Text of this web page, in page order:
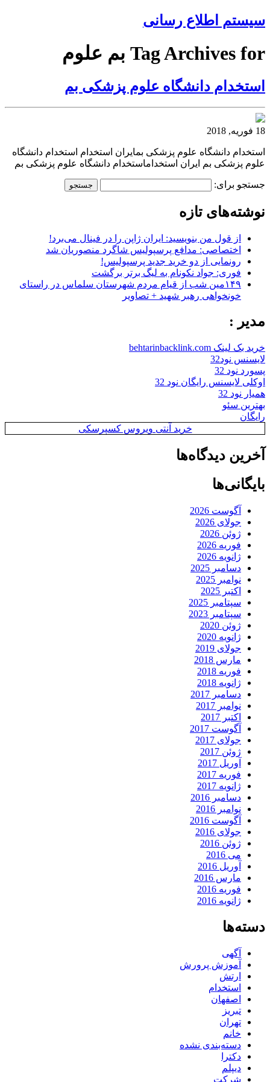
سیستم اطلاع رسانی
Tag Archives for بم علوم
استخدام دانشگاه علوم پزشکی بم
18 فوریه, 2018
استخدام دانشگاه علوم پزشکی بمایران استخدام استخدام دانشگاه
علوم پزشکی بم ایران استخداماستخدام دانشگاه علوم پزشکی بم
جستجو برای:
نوشته‌های تازه
از قول من بنویسید: ایران ژاپن را در فینال می‌برد!
اختصاصی: مدافع پرسپولیس شاگرد منصوریان شد
رونمایی از دو خرید جدید پرسپولیس!
فوری: جواد نکونام به لیگ برتر برگشت
۱۴۹مین شب از قیام مردم شهرستان سلماس در راستای
خونخواهی رهبر شهید + تصاویر
مدیر :
خرید بک لینک behtarinbacklink.com
لایسنس نود32
پسورد نود 32
اوکلی لایسنس رایگان نود 32
همیار نود 32
بهترین سئو
رایگان
خرید آنتی ویروس کسپرسکی
آخرین دیدگاه‌ها
بایگانی‌ها
آگوست 2026
جولای 2026
ژوئن 2026
فوریه 2026
ژانویه 2026
دسامبر 2025
نوامبر 2025
اکتبر 2025
سپتامبر 2025
سپتامبر 2023
ژوئن 2020
ژانویه 2020
جولای 2019
مارس 2018
فوریه 2018
ژانویه 2018
دسامبر 2017
نوامبر 2017
اکتبر 2017
آگوست 2017
جولای 2017
ژوئن 2017
آوریل 2017
فوریه 2017
ژانویه 2017
دسامبر 2016
نوامبر 2016
آگوست 2016
جولای 2016
ژوئن 2016
می 2016
آوریل 2016
مارس 2016
فوریه 2016
ژانویه 2016
دسته‌ها
آگهی
آموزش پرورش
ارتش
استخدام
اصفهان
تبریز
تهران
خانم
دسته‌بندی نشده
دکترا
دیپلم
شرکت